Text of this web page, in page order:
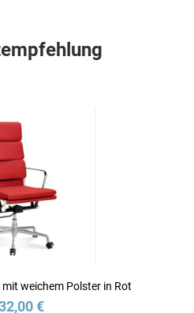
weichem Polster in Rot
€